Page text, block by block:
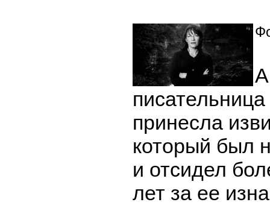
принесла
который был
и отсидел
лет за ее